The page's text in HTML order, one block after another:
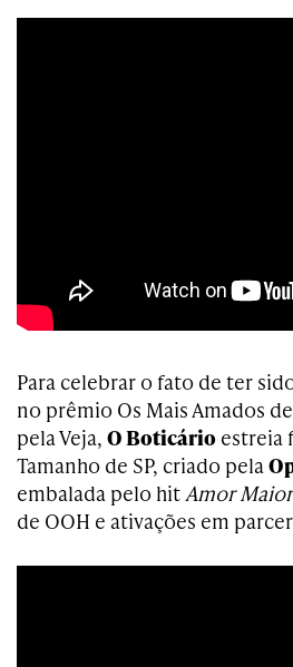
Para celebrar o fato de ter
no prêmio Os Mais Amados
pela Veja, O Boticário estreia
Tamanho de SP, criado pela
embalada pelo hitAmor Maior
de OOH e ativações em